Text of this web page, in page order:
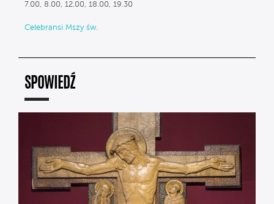
7.00, 8.00, 12.00, 18.00, 19.30
Celebransi Mszy św.
SPOWIEDŹ